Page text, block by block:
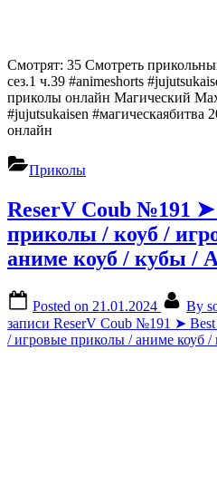
Смотрят: 35 Смотреть
сез.1 ч.39 #animeshorts
приколы онлайн Магический
#jujutsukaisen #магическаябитва
онлайн
Приколы
ReserV Coub №191 ➤
приколы / коуб /
аниме коуб / кубы /
Posted on 21.01.2024 By
записи ReserV Coub №191 ➤
/ игровые приколы / аниме коуб